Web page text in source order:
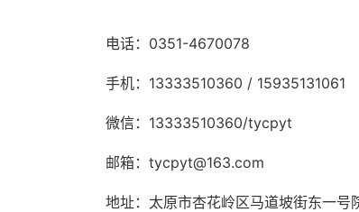
电话：0351-4670078
手机：13333510360 / 15935131061
微信：13333510360/tycpyt
邮箱：tycpyt@163.com
地址：太原市杏花岭区马道坡街东一